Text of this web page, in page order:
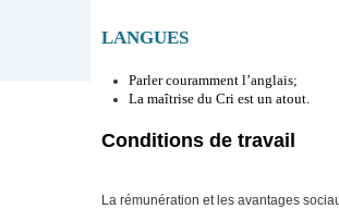
LANGUES
Parler couramment l’anglais;
La maîtrise du Cri est un atout.
Conditions de travail
La rémunération et les avantages